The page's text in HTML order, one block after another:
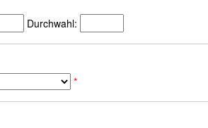
Durchwahl:
*